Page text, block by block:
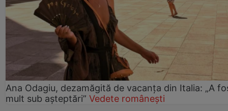
Ana Odagiu, dezamăgită de vacanța din Italia: „A
mult sub așteptări” Vedete românești